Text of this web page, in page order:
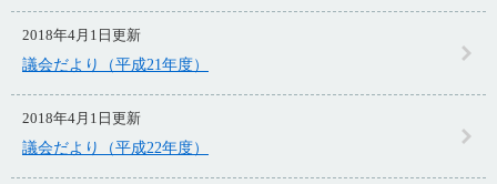
2018年4月1日更新
議会だより（平成21年度）
2018年4月1日更新
議会だより（平成22年度）